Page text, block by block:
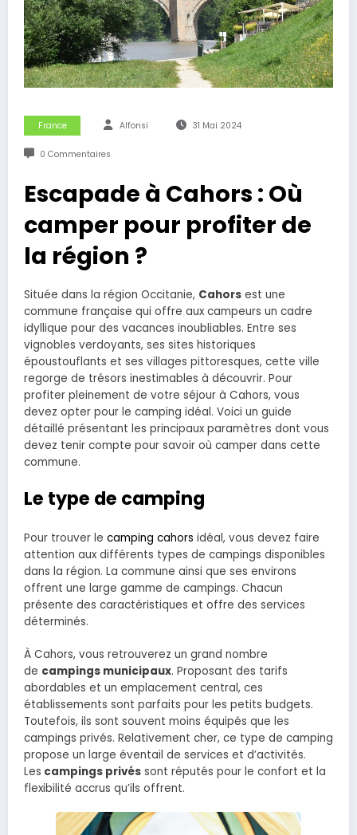
France Alfonsi 31 Mai 2024
0 Commentaires
Escapade à Cahors : Où
camper pour profiter de
la région ?
Située dans la région Occitanie, Cahors est une
commune française qui offre aux campeurs un cadre
idyllique pour des vacances inoubliables. Entre ses
vignobles verdoyants, ses sites historiques
époustouflants et ses villages pittoresques, cette ville
regorge de trésors inestimables à découvrir. Pour
profiter pleinement de votre séjour à Cahors, vous
devez opter pour le camping idéal. Voici un guide
détaillé présentant les principaux paramètres dont vous
devez tenir compte pour savoir où camper dans cette
commune.
Le type de camping
Pour trouver le camping cahors idéal, vous devez faire
attention aux différents types de campings disponibles
dans la région. La commune ainsi que ses environs
offrent une large gamme de campings. Chacun
présente des caractéristiques et offre des services
déterminés.
À Cahors, vous retrouverez un grand nombre
de campings municipaux. Proposant des tarifs
abordables et un emplacement central, ces
établissements sont parfaits pour les petits budgets.
Toutefois, ils sont souvent moins équipés que les
campings privés. Relativement cher, ce type de camping
propose un large éventail de services et d’activités.
Les campings privés sont réputés pour le confort et la
flexibilité accrus qu’ils offrent.